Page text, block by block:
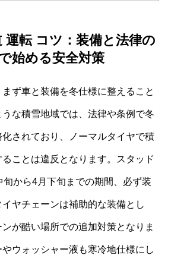
運転 コツ：装備と法律の
始める安全対策
ず車と装備を冬仕様に整えること
な積雪地域では、法律や条例で冬
されており、ノーマルタイヤで積
ことは違反となります。スタッド
旬から4月下旬までの期間、必ず装
ヤチェーンは補助的な装備とし
が酷い場所での追加対策となりま
ウォッシャー液も寒冷地仕様にし